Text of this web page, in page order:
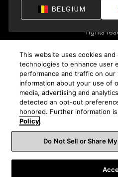
Termes et
©2026Harman International
rights
BELGIUM
This website uses cookies
technologies to enhance user
performance and traffic on our
information about your use of
media, advertising and
detected an opt-out
honored. Further information
Policy.
Do Not Sell or Share